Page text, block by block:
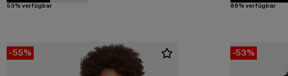
53% verfügbar 88% verfügbar
-55% -53%